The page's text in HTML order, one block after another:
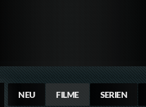
NEU FILME SERIEN